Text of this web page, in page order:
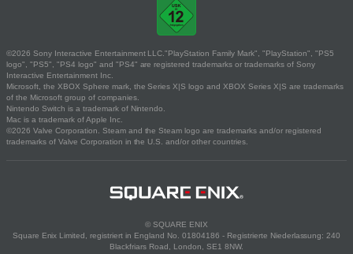
©2026 Sony Interactive Entertainment LLC."PlayStation Family Mark", "PlayStation", "PS5
logo", "PS5", "PS4 logo" and "PS4" are registered trademarks or trademarks of Sony
Interactive Entertainment Inc.
Microsoft, the XBOX Sphere mark, the Series X|S logo and XBOX Series X|S are trademarks
of the Microsoft group of companies.
Nintendo Switch is a trademark of Nintendo.
Mac is a trademark of Apple Inc.
©2026 Valve Corporation. Steam and the Steam logo are trademarks and/or registered
trademarks of Valve Corporation in the U.S. and/or other countries.
© SQUARE ENIX
Square Enix Limited, registriert in England No. 01804186 - Registrierte Niederlassung: 240
Blackfriars Road, London, SE1 8NW.